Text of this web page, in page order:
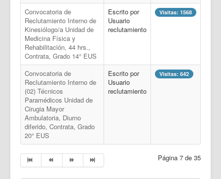
Convocatoria de
Reclutamiento Interno de
Kinesiólogo/a Unidad de
Medicina Física y
Rehabilitación, 44 hrs.,
Contrata, Grado 14° EUS
Escrito por
Usuario
reclutamiento
Visitas: 1568
Convocatoria de
Reclutamiento Interno de
(02) Técnicos
Paramédicos Unidad de
Cirugia Mayor
Ambulatoria, Diurno
diferido, Contrata, Grado
20° EUS
Escrito por
Usuario
reclutamiento
Visitas: 642
Página 7 de 35